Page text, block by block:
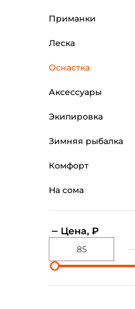
Приманки
Леска
Оснастка
Аксессуары
Экипировка
Зимняя рыбалка
Комфорт
На сома
Цена, ₽